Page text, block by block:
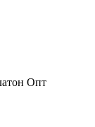
Опт